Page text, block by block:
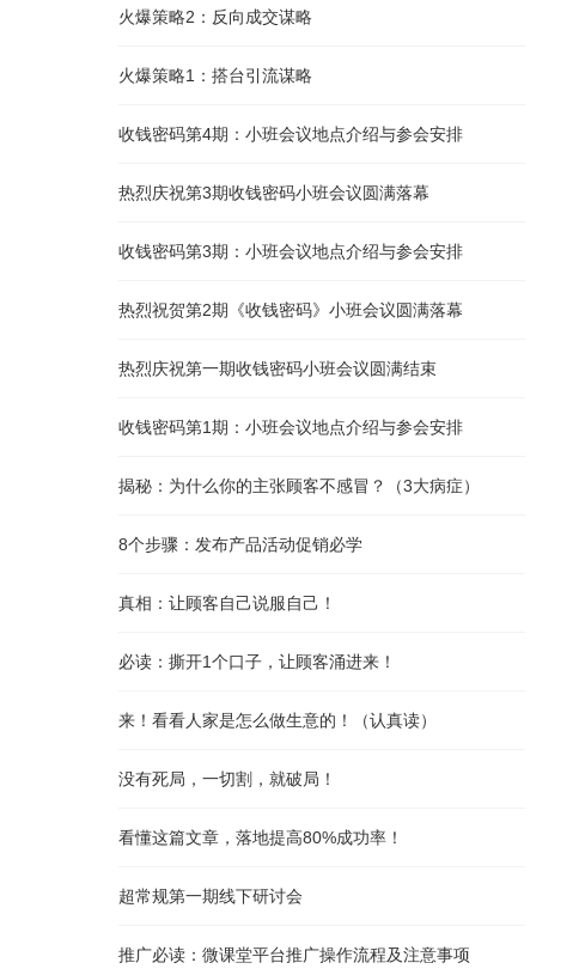
火爆策略2：反向成交谋略
火爆策略1：搭台引流谋略
收钱密码第4期：小班会议地点介绍与参会安排
热烈庆祝第3期收钱密码小班会议圆满落幕
收钱密码第3期：小班会议地点介绍与参会安排
热烈祝贺第2期《收钱密码》小班会议圆满落幕
热烈庆祝第一期收钱密码小班会议圆满结束
收钱密码第1期：小班会议地点介绍与参会安排
揭秘：为什么你的主张顾客不感冒？（3大病症）
8个步骤：发布产品活动促销必学
真相：让顾客自己说服自己！
必读：撕开1个口子，让顾客涌进来！
来！看看人家是怎么做生意的！（认真读）
没有死局，一切割，就破局！
看懂这篇文章，落地提高80%成功率！
超常规第一期线下研讨会
推广必读：微课堂平台推广操作流程及注意事项